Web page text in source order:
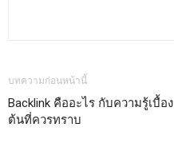
บทความก่อนหน้านี้
Backlink คืออะไร กับความรู้เบื้อง
ต้นที่ควรทราบ